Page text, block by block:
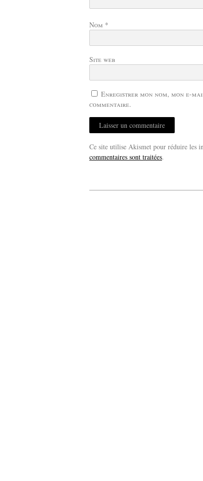
Nom *
Site web
Enregistrer mon nom, mon e-
commentaire.
Ce site utilise Akismet pour réduire les
commentaires sont traitées.